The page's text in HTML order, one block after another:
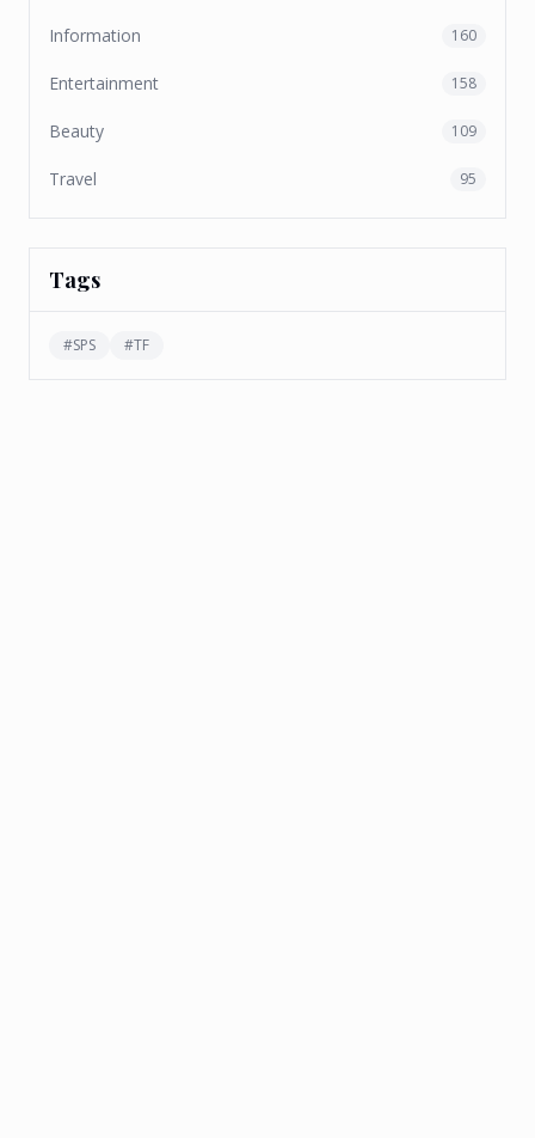
Information 160
Entertainment 158
Beauty 109
Travel 95
Tags
#SPS #TF